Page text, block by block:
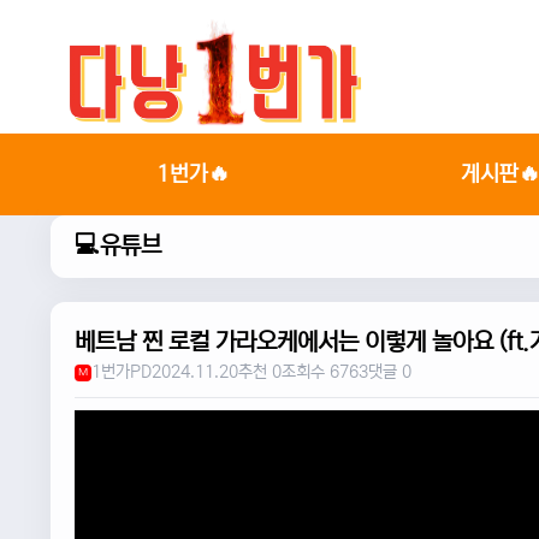
1번가🔥 게시판🔥
💻유튜브
베트남 찐 로컬 가라오케에서는 이렇게 놀아요 (ft.
M 1번가PD2024.11.20추천 0조회수 6763댓글 0